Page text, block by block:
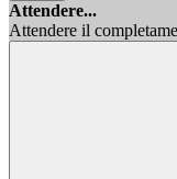
Attendere...
Attendere il